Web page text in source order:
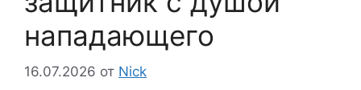
нападающего
16.07.2026 от Nick